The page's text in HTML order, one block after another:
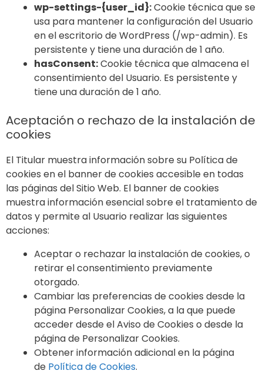
wp-settings-{user_id}:Cookie técnica que se
usa para mantener la configuración del Usuario
en el escritorio de WordPress (/wp-admin). Es
persistente y tiene una duración de 1 año.
hasConsent:Cookie técnica que almacena el
consentimiento del Usuario. Es persistente y
tiene una duración de 1 año.
Aceptación o rechazo de la instalación de
cookies
El Titular muestra información sobre su Política de
cookies en el banner de cookies accesible en todas
las páginas del Sitio Web. El banner de cookies
muestra información esencial sobre el tratamiento de
datos y permite al Usuario realizar las siguientes
acciones:
Aceptar o rechazar la instalación de cookies, o
retirar el consentimiento previamente
otorgado.
Cambiar las preferencias de cookies desde la
página Personalizar Cookies, a la que puede
acceder desde el Aviso de Cookies o desde la
página de Personalizar Cookies.
Obtener información adicional en la página
de Política de Cookies.